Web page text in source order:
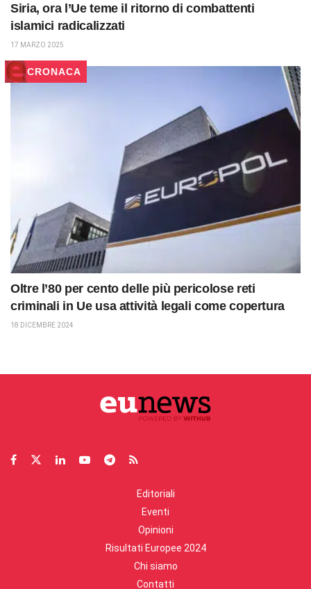
Siria, ora l’Ue teme il ritorno di combattenti
islamici radicalizzati
17 MARZO 2025
CRONACA
Oltre l’80 per cento delle più pericolose reti
criminali in Ue usa attività legali come copertura
18 DICEMBRE 2024
Editoriali
Eventi
Opinioni
Risultati Europee 2024
Chi siamo
Contatti